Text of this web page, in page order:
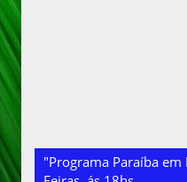
"Programa Paraíba em